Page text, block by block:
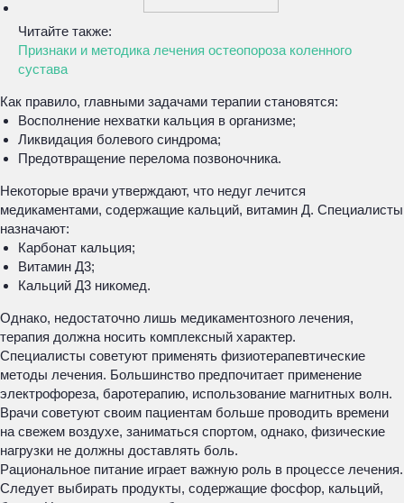
Читайте также:
Признаки и методика лечения остеопороза коленного
сустава
Как правило, главными задачами терапии становятся:
Восполнение нехватки кальция в организме;
Ликвидация болевого синдрома;
Предотвращение перелома позвоночника.
Некоторые врачи утверждают, что недуг лечится
медикаментами, содержащие кальций, витамин Д. Специалисты
назначают:
Карбонат кальция;
Витамин Д3;
Кальций Д3 никомед.
Однако, недостаточно лишь медикаментозного лечения,
терапия должна носить комплексный характер.
Специалисты советуют применять физиотерапевтические
методы лечения. Большинство предпочитает применение
электрофореза, баротерапию, использование магнитных волн.
Врачи советуют своим пациентам больше проводить времени
на свежем воздухе, заниматься спортом, однако, физические
нагрузки не должны доставлять боль.
Рациональное питание играет важную роль в процессе лечения.
Следует выбирать продукты, содержащие фосфор, кальций,